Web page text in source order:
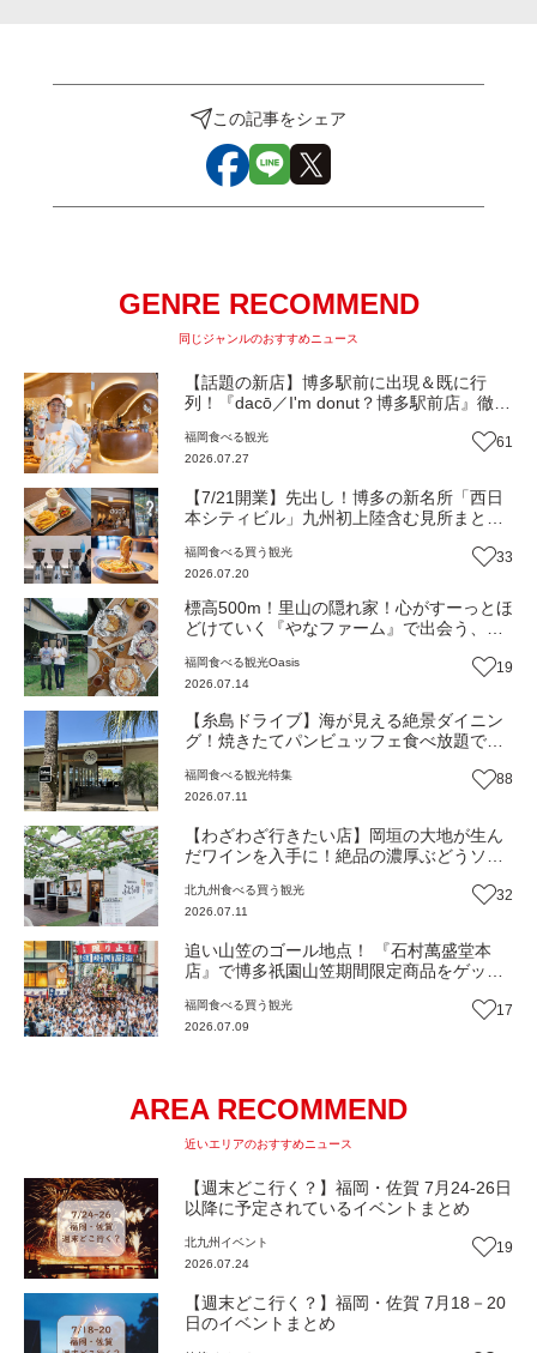
この記事をシェア
GENRE RECOMMEND
同じジャンルのおすすめニュース
【話題の新店】博多駅前に出現＆既に行
列！『dacō／I'm donut？博多駅前店』徹底
しみ方＆イチオシメニューも紹介！（福岡
市博多区）【まち歩き】
福岡食べる観光
2026.07.27
61
【7/21開業】先出し！博多の新名所「西日
本シティビル」九州初上陸含む見所まとめ
福岡食べる買う観光
2026.07.20
33
標高500m！里山の隠れ家！心がすーっとほ
どけていく『やなファーム』で出会う、本
村）【Oasis~心の休息地をめぐる旅~】
福岡食べる観光Oasis
2026.07.14
19
【糸島ドライブ】海が見える絶景ダイニン
グ！焼きたてパンビュッフェ食べ放題で大
Beach Cafe』（福岡・糸島市）【まち歩
き】
福岡食べる観光特集
2026.07.11
88
【わざわざ行きたい店】岡垣の大地が生ん
だワインを入手に！絶品の濃厚ぶどうソフ
『ぶどうの樹のワイナリー』（福岡・岡垣
町）【まち歩き】
北九州食べる買う観光
2026.07.11
32
追い山笠のゴール地点！ 『石村萬盛堂本
店』で博多祇園山笠期間限定商品をゲット
福袋「福よせ」（福岡市博多区）【まち歩
き】
福岡食べる買う観光
2026.07.09
17
AREA RECOMMEND
近いエリアのおすすめニュース
【週末どこ行く？】福岡・佐賀 7月24-26日
以降に予定されているイベントまとめ
北九州 イベント
2026.07.24
19
【週末どこ行く？】福岡・佐賀 7月18－20
日のイベントまとめ